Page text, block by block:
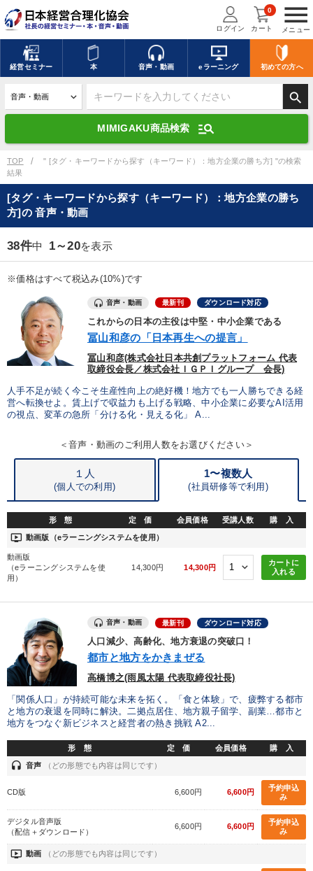
menu
メニュー
ログイン カート
0
経営セミナー 本 音声・動画 eラーニング 初めての方へ
search
MIMIGAKU商品検索 manage_search
キーワードを入力して探す
デジタル版対応のみ検索結果に表示する
search 上記の条件で検索
mic 講演収録物を探す
ます
カテゴリー
優秀各社の智恵と戦略 事業家のロマンと経営
若手異才経営者の発想 専門家のアドバイス
全国経営者セミナー収録〈売れ筋・人気〉音声＆動画20選
【最新刊】精神科医・和田秀樹の「老いない力」＋健康な社長と
会社をつくる厳選講話
企業戦略に学ぶ
【最新刊】時代を超える経営150の言葉＋社長のスピーチ・話材
集２タイトル
経営戦略・経営実務 147回春季大会
業種
製造業 卸売・小売・飲食業 建設・不動産業
IT・サービス・金融業 コンサルタント 専門家
キーワード
理念・パーパス 政治家 早わかり
賃金制度
※「更新」を押すと「テーマ」「キーワード」を更新いただけます。
TOP
" [タグ・キーワードから探す（キーワード）：地方企業の勝ち方] "の検索
結果
[タグ・キーワードから探す（キーワード）：地方企業の勝ち
方]の 音声・動画
38件中 1～20を表示
※価格はすべて税込み(10%)です
音声・動画 最新刊 ダウンロード対応
これからの日本の主役は中堅・中小企業である
冨山和彦の「日本再生への提言」
冨山和彦(株式会社日本共創プラットフォーム 代表
取締役会長／株式会社ＩＧＰＩグループ 会長)
人手不足が続く今こそ生産性向上の絶好機！地方でも一人勝ちできる経
営へ転換せよ。賃上げで収益力も上げる戦略、中小企業に必要なAI活用
の視点、変革の急所「分ける化・見える化」 A...
＜音声・動画のご利用人数をお選びください＞
１人
(個人での利用)
1〜複数人
(社員研修等で利用)
形 態 定 価 会員価格 受講人数 購 入
ondemand_video 動画版（eラーニングシステムを使用）
動画版
（eラーニングシステムを使
用）
14,300円 14,300円
カートに
入れる
音声・動画 最新刊 ダウンロード対応
人口減少、高齢化、地方衰退の突破口！
都市と地方をかきまぜる
高橋博之(雨風太陽 代表取締役社長)
「関係人口」が持続可能な未来を拓く。「食と体験」で、疲弊する都市
と地方の衰退を同時に解決。二拠点居住、地方親子留学、副業…都市と
地方をつなぐ新ビジネスと経営者の熱き挑戦 A2...
形 態 定 価 会員価格 購 入
headset 音声 （どの形態でも内容は同じです）
CD版 6,600円 6,600円
予約申込
み
デジタル音声版
（配信＋ダウンロード）
6,600円 6,600円
予約申込
み
ondemand_video 動画 （どの形態でも内容は同じです）